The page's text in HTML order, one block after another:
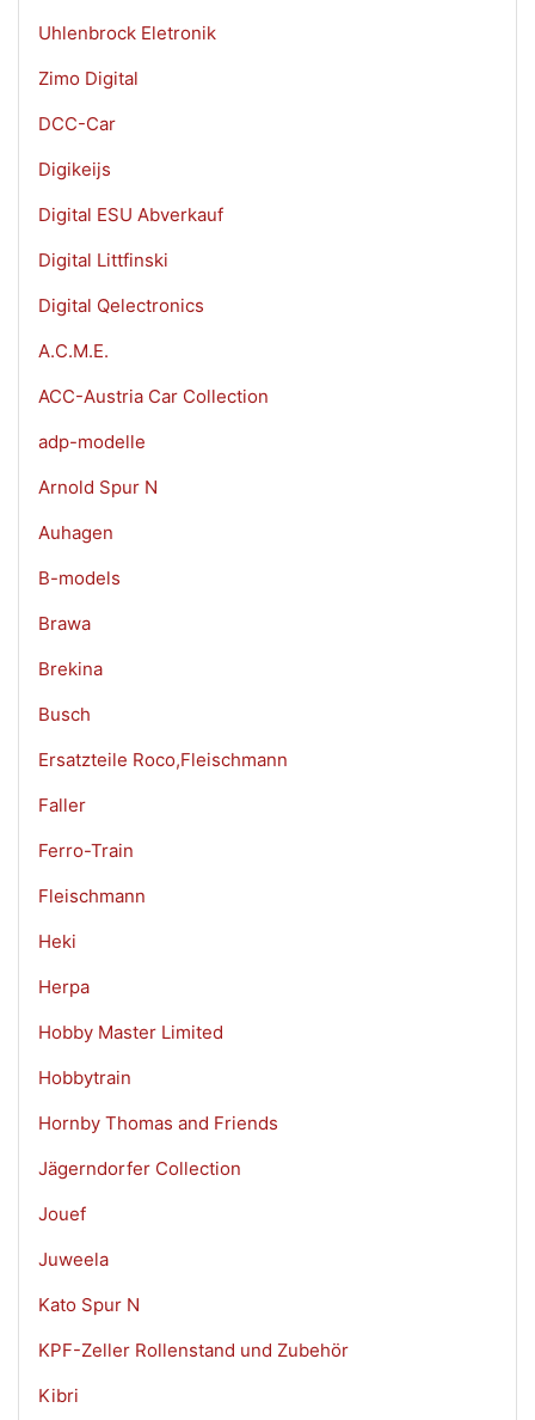
Uhlenbrock Eletronik
Zimo Digital
DCC-Car
Digikeijs
Digital ESU Abverkauf
Digital Littfinski
Digital Qelectronics
A.C.M.E.
ACC-Austria Car Collection
adp-modelle
Arnold Spur N
Auhagen
B-models
Brawa
Brekina
Busch
Ersatzteile Roco,Fleischmann
Faller
Ferro-Train
Fleischmann
Heki
Herpa
Hobby Master Limited
Hobbytrain
Hornby Thomas and Friends
Jägerndorfer Collection
Jouef
Juweela
Kato Spur N
KPF-Zeller Rollenstand und Zubehör
Kibri